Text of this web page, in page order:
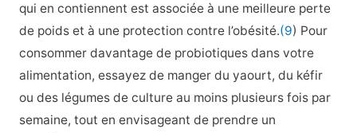
qui en contiennent est associée à une meilleure perte
de poids et à une protection contre l’obésité.(9) Pour
consommer davantage de probiotiques dans votre
alimentation, essayez de manger du yaourt, du kéfir
ou des légumes de culture au moins plusieurs fois par
semaine, tout en envisageant de prendre un